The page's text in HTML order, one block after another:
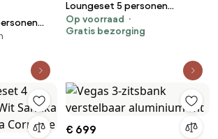
Loungeset 5 personen
Aluminium Grijs Santika
Furniture Santika Attico
Op voorraad
Gratis bezorging
€ 699